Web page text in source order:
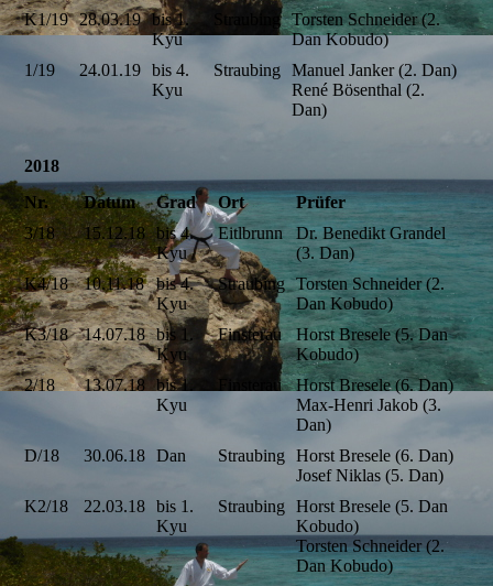
K1/19 28.03.19 bis 1.
Kyu
Straubing Torsten Schneider (2.
Dan Kobudo)
1/19
24.01.19
bis 4.
Kyu
Straubing
Manuel Janker (2. Dan)
René Bösenthal (2.
Dan)
2018
Nr.
Datum Grad Ort
Prüfer
3/18
15.12.18
bis 4.
Kyu
Eitlbrunn
Dr. Benedikt Grandel
(3. Dan)
K4/18
10.11.18
bis 4.
Kyu
Straubing
Torsten Schneider (2.
Dan Kobudo)
K3/18
14.07.18 bis 1.
Kyu
Finsterau
Horst Bresele (5. Dan
Kobudo)
2/18
13.07.18
bis 1.
Kyu
Finsterau
Horst Bresele (6. Dan)
Max-Henri Jakob (3.
Dan)
D/18
30.06.18 Dan Straubing
Horst Bresele (6. Dan)
Josef Niklas (5. Dan)
K2/18
22.03.18
bis 1.
Kyu
Straubing
Horst Bresele (5. Dan
Kobudo)
Torsten Schneider (2.
Dan Kobudo)